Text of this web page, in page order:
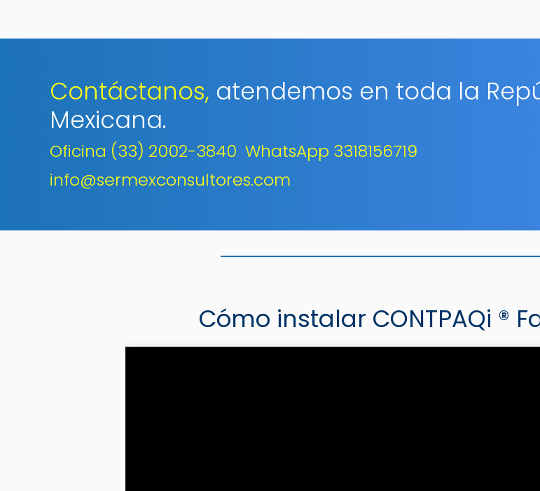
Contáctanos, atendemos en toda la
Mexicana.
Oficina (33) 2002-3840 WhatsApp 3318156719
info@sermexconsultores.com
Cómo instalar CONTPAQi ®